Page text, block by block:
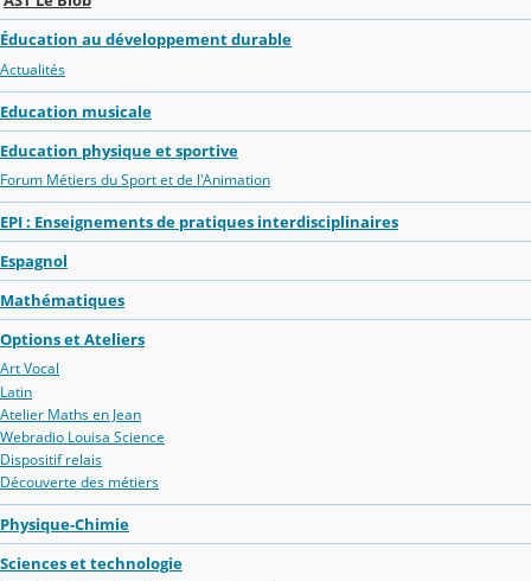
Éducation au développement durable
Actualités
Education musicale
Education physique et sportive
Forum Métiers du Sport et de l'Animation
EPI : Enseignements de pratiques interdisciplinaires
Espagnol
Mathématiques
Options et Ateliers
Art Vocal
Latin
Atelier Maths en Jean
Webradio Louisa Science
Dispositif relais
Découverte des métiers
Physique-Chimie
Sciences et technologie